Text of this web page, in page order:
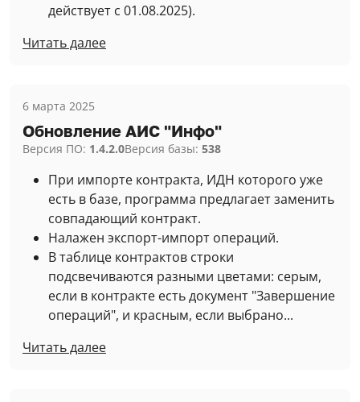
действует с 01.08.2025).
Читать далее
6 марта 2025
Обновление АИС "Инфо"
Версия ПО: 1.4.2.0Версия базы: 538
При импорте контракта, ИДН которого уже
есть в базе, программа предлагает заменить
совпадающий контракт.
Налажен экспорт-импорт операций.
В таблице контрактов строки
подсвечиваются разными цветами: серым,
если в контракте есть документ "Завершение
операций", и красным, если выбрано...
Читать далее